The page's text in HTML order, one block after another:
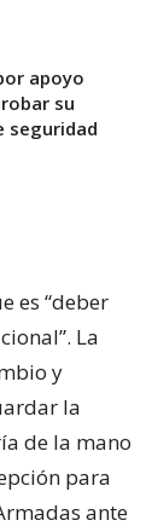
apoyo
su
seguridad
es “deber
La
y
la
de la mano
para
ante